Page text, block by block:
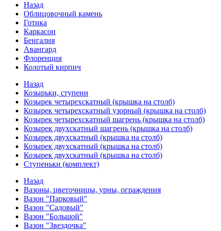
Назад
Облицовочный камень
Готика
Каркасон
Бенгалия
Авангард
Флоренция
Колотый кирпич
Назад
Козырьки, ступени
Козырек четырехскатный (крышка на столб)
Козырек четырехскатный узорный (крышка на столб)
Козырек четырехскатный шагрень (крышка на столб)
Козырек двухскатный шагрень (крышка на столб)
Козырек двухскатный (крышка на столб)
Козырек двухскатный (крышка на столб)
Козырек двухскатный (крышка на столб)
Ступеньки (комплект)
Назад
Вазоны, цветочницы, урны, ограждения
Вазон "Парковый"
Вазон "Садовый"
Вазон "Большой"
Вазон "Звездочка"